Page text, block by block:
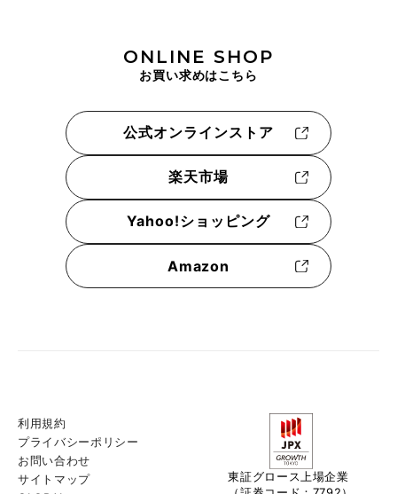
ONLINE SHOP
お買い求めはこちら
公式オンラインストア
楽天市場
Yahoo!ショッピング
Amazon
利用規約
プライバシーポリシー
お問い合わせ
サイトマップ
東証グロース上場企業